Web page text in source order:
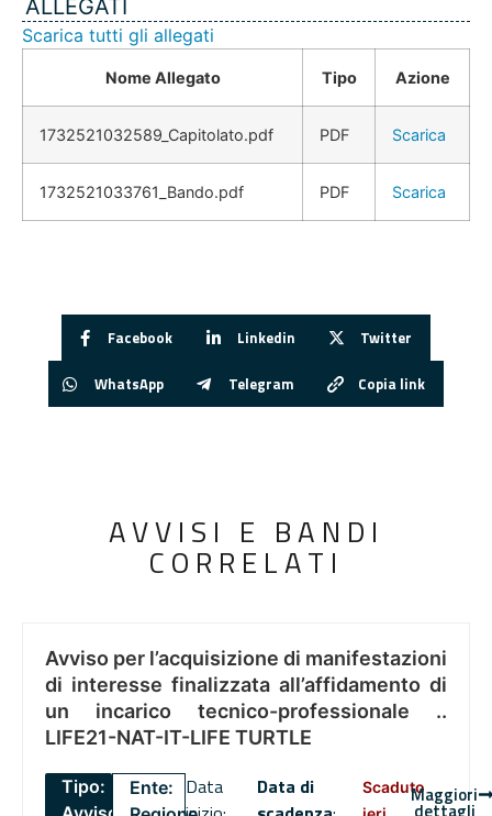
ALLEGATI
Scarica tutti gli allegati
Nome Allegato Tipo Azione
1732521032589_Capitolato.pdf PDF Scarica
1732521033761_Bando.pdf PDF Scarica
Facebook Linkedin Twitter
WhatsApp Telegram Copia link
AVVISI E BANDI
CORRELATI
Avviso per l’acquisizione di manifestazioni
di interesse finalizzata all’affidamento di
un incarico tecnico-professionale ..
LIFE21-NAT-IT-LIFE TURTLE
Tipo:
Ente:
Data
Data di
ScadutoMaggiori